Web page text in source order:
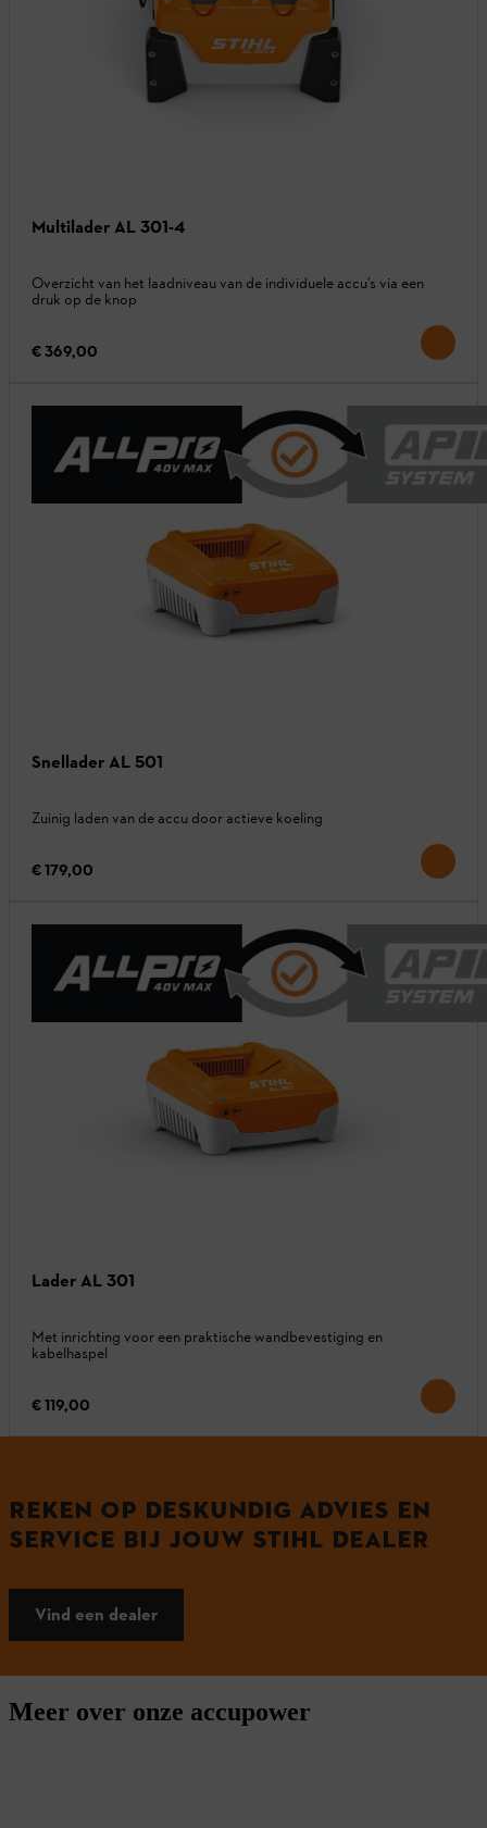
Multilader AL 301-4
Overzicht van het laadniveau van de individuele accu’s via een
druk op de knop
€ 369,00
Snellader AL 501
Zuinig laden van de accu door actieve koeling
€ 179,00
Lader AL 301
Met inrichting voor een praktische wandbevestiging en
kabelhaspel
€ 119,00
REKEN OP DESKUNDIG ADVIES EN
SERVICE BIJ JOUW STIHL DEALER
Vind een dealer
Meer over onze accupower